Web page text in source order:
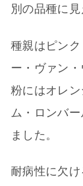
別の品種に
種親はピンク
ー・ヴァン
粉にはオレ
ム・ロンバ
ました。
耐病性に欠